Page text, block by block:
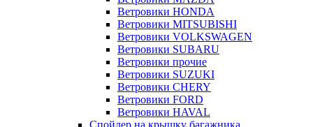
Ветровики HONDA
Ветровики MITSUBISHI
Ветровики VOLKSWAGEN
Ветровики SUBARU
Ветровики прочие
Ветровики SUZUKI
Ветровики CHERY
Ветровики FORD
Ветровики HAVAL